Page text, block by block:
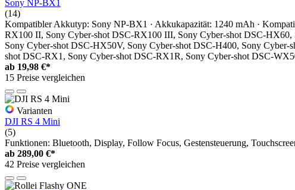
Sony NP-BX1
(14)
Kompatibler Akkutyp: Sony NP-BX1 · Akkukapazität: 1240 mAh ·
RX100 II, Sony Cyber-shot DSC-RX100 III, Sony Cyber-shot DSC-
Sony Cyber-shot DSC-HX50V, Sony Cyber-shot DSC-H400, Sony
shot DSC-RX1, Sony Cyber-shot DSC-RX1R, Sony Cyber-shot DSC-
ab 19,98 €*
15 Preise vergleichen
Varianten
DJI RS 4 Mini
(5)
Funktionen: Bluetooth, Display, Follow Focus, Gestensteuerung,
ab 289,00 €*
42 Preise vergleichen